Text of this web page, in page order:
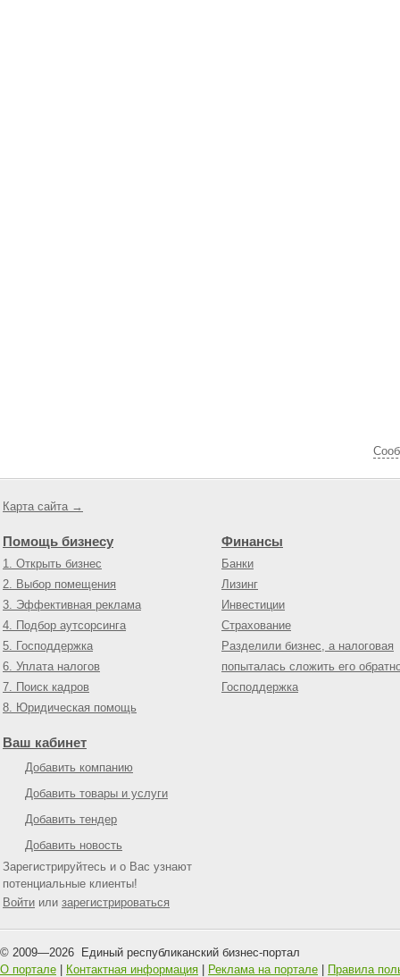
Карта сайта →
Помощь бизнесу
1. Открыть бизнес
2. Выбор помещения
3. Эффективная реклама
4. Подбор аутсорсинга
5. Господдержка
6. Уплата налогов
7. Поиск кадров
8. Юридическая помощь
Финансы
Банки
Лизинг
Инвестиции
Страхование
Разделили бизнес, а налоговая
попыталась сложить его
Господдержка
Ваш кабинет
Добавить компанию
Добавить товары и услуги
Добавить тендер
Добавить новость
Зарегистрируйтесь и о Вас узнают
потенциальные клиенты!
Войти или зарегистрироваться
© 2009—2026 Единый республиканский бизнес-портал
О портале
Контактная информация Реклама на портале Правила